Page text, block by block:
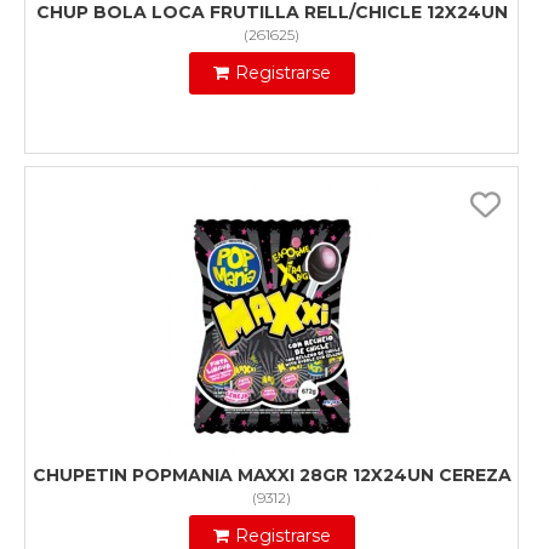
CHUP BOLA LOCA FRUTILLA RELL/CHICLE 12X24UN
(261625)
Registrarse
CHUPETIN POPMANIA MAXXI 28GR 12X24UN CEREZA
(9312)
Registrarse